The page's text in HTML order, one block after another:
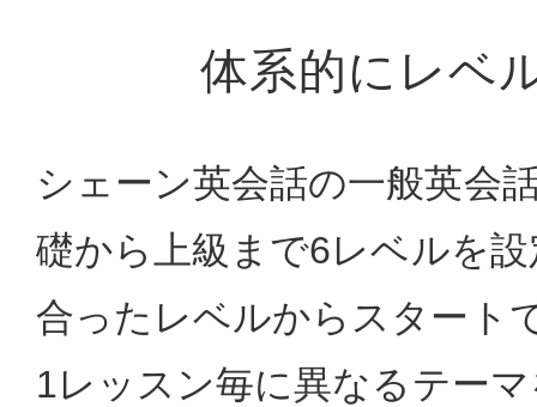
体系的にレベ
シェーン英会話の一般英会
礎から上級まで6レベルを
合ったレベルからスタート
1レッスン毎に異なるテー